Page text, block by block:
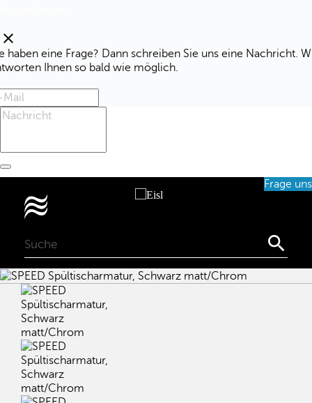
clear
haben eine Frage? Dann schreiben Sie uns eine Nachricht.
Ihnen so bald wie möglich.
Frage uns
